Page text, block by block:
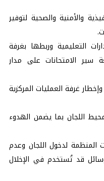
والأمنية والصحية لتوفير
التعليمية وربطها بغرفة
سير الامتحانات على مدار
غرفة العمليات المركزية
اللجان بما يضمن الهدوء
المنظمة لدخول اللجان وعدم
قد تُستخدم في الإخلال